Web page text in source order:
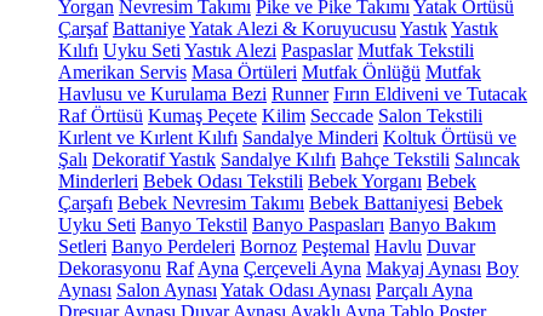
Yorgan Nevresim Takımı Pike ve Pike Takımı Yatak Örtüsü
Çarşaf BattaniyeYatak Alezi & Koruyucusu YastıkYastık
Kılıfı Uyku Seti Yastık Alezi Paspaslar Mutfak Tekstili
Amerikan Servis Masa Örtüleri Mutfak Önlüğü Mutfak
Havlusu ve Kurulama Bezi Runner Fırın Eldiveni ve Tutacak
Raf Örtüsü Kumaş Peçete Kilim Seccade Salon Tekstili
Kırlent ve Kırlent Kılıfı Sandalye Minderi Koltuk Örtüsü ve
Şalı Dekoratif Yastık Sandalye Kılıfı Bahçe Tekstili Salıncak
Minderleri Bebek Odası Tekstili Bebek Yorganı Bebek
Çarşafı Bebek Nevresim Takımı Bebek Battaniyesi Bebek
Uyku Seti Banyo Tekstil Banyo Paspasları Banyo Bakım
Setleri Banyo Perdeleri Bornoz Peştemal Havlu Duvar
Dekorasyonu Raf Ayna Çerçeveli Ayna Makyaj Aynası Boy
Aynası Salon Aynası Yatak Odası Aynası Parçalı Ayna
Dresuar Aynası Duvar Aynası Ayaklı Ayna Tablo Poster